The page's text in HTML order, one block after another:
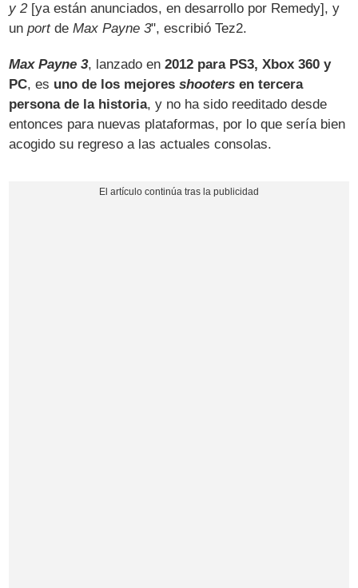
y 2[ya están anunciados, en desarrollo por Remedy], y
unportdeMax Payne 3", escribió Tez2.
Max Payne 3, lanzado en2012 para PS3, Xbox 360 y
PC, es uno de los mejoresshooters en tercera
persona de la historia, y no ha sido reeditado desde
entonces para nuevas plataformas, por lo que sería bien
acogido su regreso a las actuales consolas.